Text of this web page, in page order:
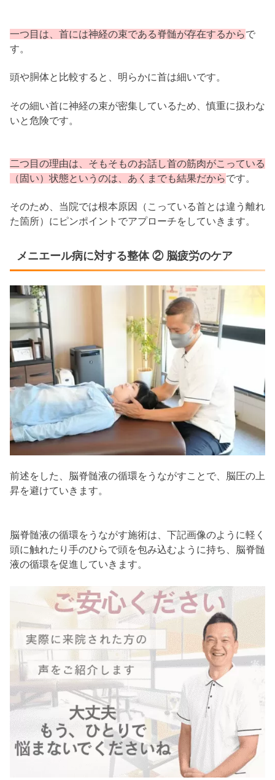
一つ目は、首には神経の束である脊髄が存在するからで
す。
頭や胴体と比較すると、明らかに首は細いです。
その細い首に神経の束が密集しているため、慎重に扱わな
いと危険です。
二つ目の理由は、そもそものお話し首の筋肉がこっている
（固い）状態というのは、あくまでも結果だからです。
そのため、当院では根本原因（こっている首とは違う離れ
た箇所）にピンポイントでアプローチをしていきます。
メニエール病に対する整体 ② 脳疲労のケア
前述をした、脳脊髄液の循環をうながすことで、脳圧の上
昇を避けていきます。
脳脊髄液の循環をうながす施術は、下記画像のように軽く
頭に触れたり手のひらで頭を包み込むように持ち、脳脊髄
液の循環を促進していきます。